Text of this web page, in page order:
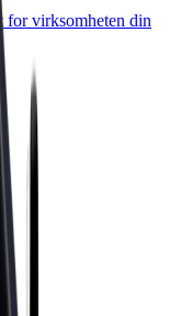
for virksomheten din